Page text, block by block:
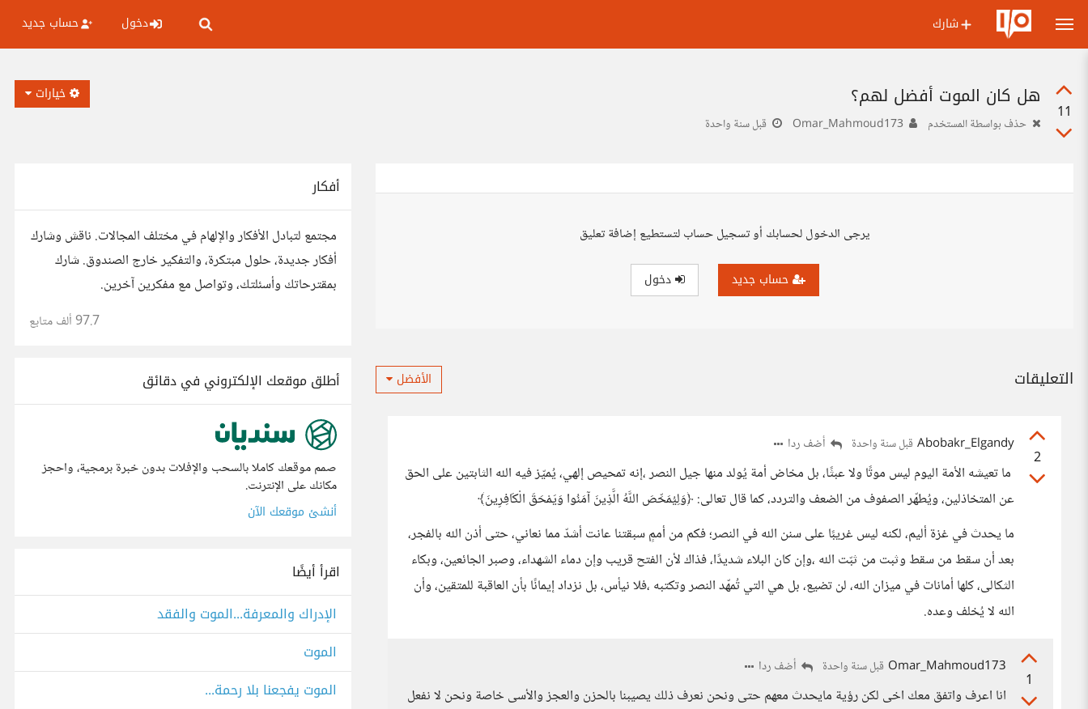
شارك دخول حساب جديد
11
هل كان الموت أفضل لهم؟
حذف بواسطة المستخدم قبل سنة واحدة
خيارات
يرجى الدخول لحسابك أو تسجيل حساب لتستطيع إضافة تعليق
حساب جديد دخول
التعليقات الأفضل
2
Abobakr_Elgandy قبل سنة واحدة أضف ردا
ما تعيشه الأمة اليوم ليس موتًا ولا عبثًا، بل مخاض أمة يُولد منها جيل النصر ،إنه تمحيص إلهي، يُميّز فيه الله الثابتين على الحق
عن المتخاذلين، ويُطهّر الصفوف من الضعف والتردد، كما قال تعالى: ﴿وَلِيُمَحِّصَ اللَّهُ الَّذِينَ آمَنُوا وَيَمْحَقَ الْكَافِرِينَ﴾
ما يحدث في غزة أليم، لكنه ليس غريبًا على سنن الله في النصر؛ فكم من أممٍ سبقتنا عانت أشدّ مما نعاني، حتى أذن الله بالفجر،
بعد أن سقط من سقط وثبت من ثبّت الله ،وإن كان البلاء شديدًا، فذاك لأن الفتح قريب وإن دماء الشهداء، وصبر الجائعين، وبكاء
الثكالى، كلها أمانات في ميزان الله، لن تضيع، بل هي التي تُمهّد النصر وتكتبه ،فلا نيأس، بل نزداد إيمانًا بأن العاقبة للمتقين، وأن
الله لا يُخلف وعده.
1
Omar_Mahmoud173 قبل سنة واحدة أضف ردا
انا اعرف واتفق معك اخى لكن رؤية مايحدث معهم حتى ونحن نعرف ذلك يصيبنا بالحزن والعجز والأسى خاصة ونحن لا نفعل
أفكار
مجتمع لتبادل الأفكار والإلهام في مختلف المجالات. ناقش وشارك
أفكار جديدة، حلول مبتكرة، والتفكير خارج الصندوق. شارك
بمقترحاتك وأسئلتك، وتواصل مع مفكرين آخرين.
97.7 ألف متابع
أطلق موقعك الإلكتروني في دقائق
صمم موقعك كاملا بالسحب والإفلات بدون خبرة برمجية، واحجز
مكانك على الإنترنت.
أنشئ موقعك الآن
اقرأ أيضًا
الإدراك والمعرفة...الموت والفقد
الموت
الموت يفجعنا بلا رحمة...